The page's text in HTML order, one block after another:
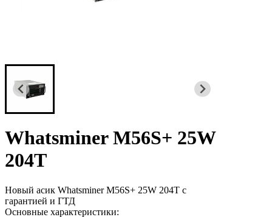
Whatsminer M56S+ 25W
204T
Новый асик Whatsminer M56S+ 25W 204T с
гарантией и ГТД
Основные характеристики: